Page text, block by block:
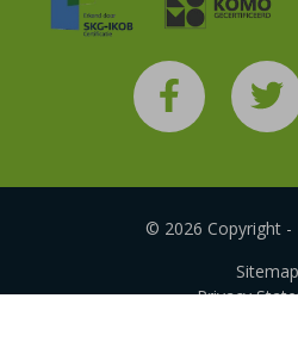
© 2026 Copyright -
Sitemap
Privacy